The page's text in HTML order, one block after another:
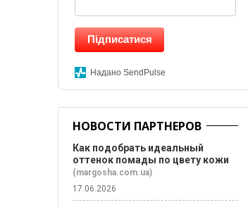
Підписатися
Надано SendPulse
НОВОСТИ ПАРТНЕРОВ
Как подобрать идеальный
оттенок помады по цвету кожи
(margosha.com.ua)
17.06.2026